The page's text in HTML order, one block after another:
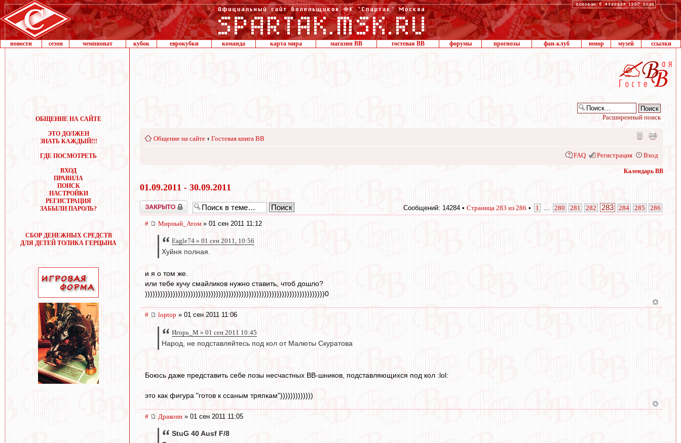
новости сезон чемпионат кубок еврокубки команда карта мира магазин ВВ гостевая ВВ форумы прогнозы фан-клуб юмор музей ссылки
ОБЩЕНИЕ НА САЙТЕ
ЭТО ДОЛЖЕН
ЗНАТЬ КАЖДЫЙ!!!
ГДЕ ПОСМОТРЕТЬ
ВХОД
ПРАВИЛА
ПОИСК
НАСТРОЙКИ
РЕГИСТРАЦИЯ
ЗАБЫЛИ ПАРОЛЬ?
СБОР ДЕНЕЖНЫХ СРЕДСТВ
ДЛЯ ДЕТЕЙ ТОЛИКА ГЕРЦЫНА
Расширенный поиск
Общение на сайте ‹ Гостевая книга ВВ
FAQ Регистрация Вход
Календарь ВВ
01.09.2011 - 30.09.2011
Закрыто Сообщений: 14284 • Страница 283 из 286 • 1 280 281 282 283 284 285 286
# Мирный_Атом » 01 сен 2011 11:12
Eagle74 » 01 сен 2011, 10:56
Хуйня полная.
и я о том же.
или тебе кучу смайликов нужно ставить, чтоб дошло?
)))))))))))))))))))))))))))))))))))))))))))))))))))))))))))))))))))))))0
# loptop » 01 сен 2011 11:06
Игорь_М » 01 сен 2011 10:45
Народ, не подставляйтесь под кол от Малюты Скуратова
Боюсь даже представить себе позы несчастных ВВ-шников, подставляющихся под кол :lol:
это как фигура "готов к ссаным тряпкам")))))))))))))
# Драконн » 01 сен 2011 11:05
StuG 40 Ausf F/8